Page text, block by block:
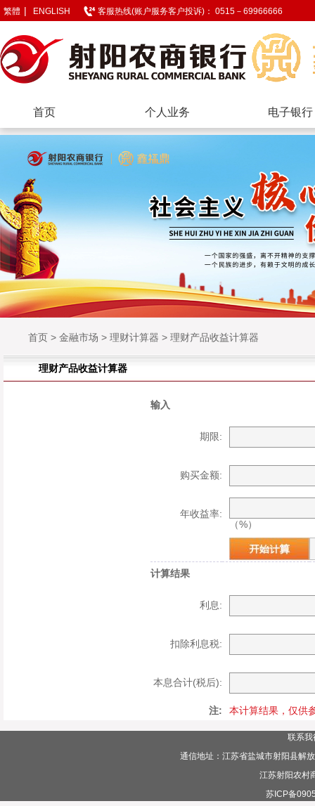
繁體 | ENGLISH 客服热线(账户服务客户投诉)： 0515－69966666
首页 个人业务 电子银行
首页 > 金融市场 > 理财计算器 > 理财产品收益计算器
理财产品收益计算器
输入
期限:
购买金额:
年收益率:
（%）
计算结果
利息:
扣除利息税:
本息合计(税后):
注: 本计算结果，仅供
联系我
通信地址：江苏省盐城市射阳县解
江苏射阳农村
苏ICP备